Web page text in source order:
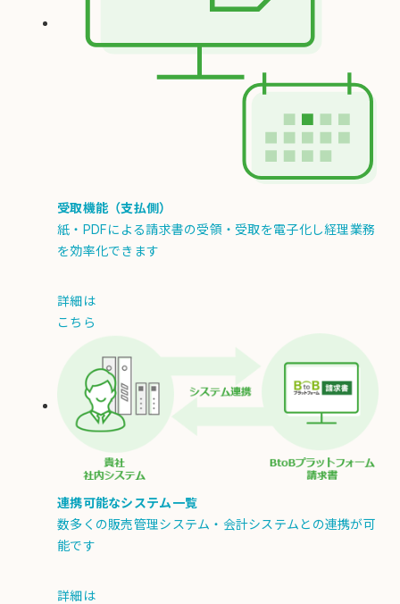
受取機能（支払側）
紙・PDFによる請求書の受領・受取を電子化し経理業務
を効率化できます
詳細は
こちら
連携可能なシステム一覧
数多くの販売管理システム・会計システムとの連携が可
能です
詳細は